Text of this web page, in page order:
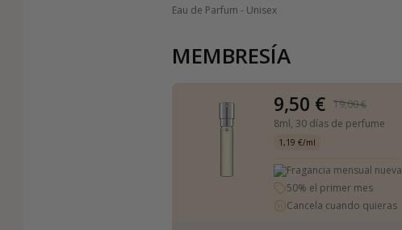
Eau de Parfum - Unisex
MEMBRESÍA
9,50 €
19,00 €
8ml, 30 días de perfume
1,19 €/ml
Fragancia mensual nueva
50% el primer mes
Cancela cuando quieras